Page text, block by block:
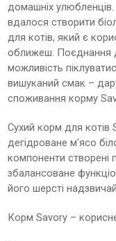
домашніх улюбленців.
вдалося створити
для котів, який є
оближеш. Поєднання
можливість
вишуканий смак –
споживання корму
Сухий корм для котів
дегідроване м'ясо
компоненти
збалансоване
його шерсті
Корм Savory –